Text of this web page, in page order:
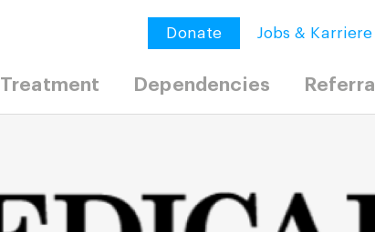
Donate Jobs & Karriere
Treatment Dependencies Referral